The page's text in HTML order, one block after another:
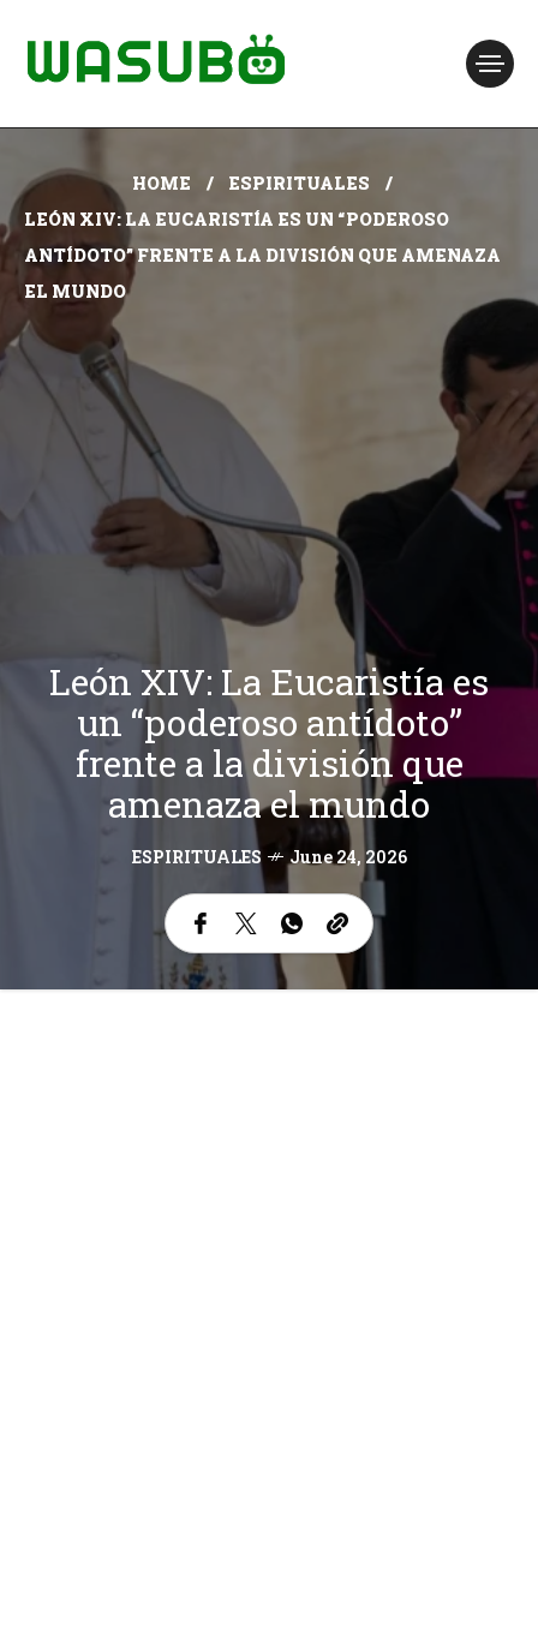
HOME
ESPIRITUALES
LEÓN XIV: LA EUCARISTÍA ES UN “PODEROSO
ANTÍDOTO” FRENTE A LA DIVISIÓN QUE AMENAZA
EL MUNDO
León XIV: La Eucaristía es
un “poderoso antídoto”
frente a la división que
amenaza el mundo
ESPIRITUALES June 24, 2026